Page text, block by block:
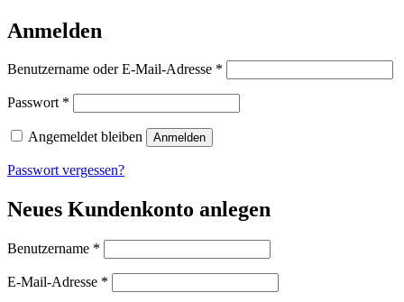
Anmelden
Benutzername oder E-Mail-Adresse *
Passwort *
Angemeldet bleiben Anmelden
Passwort vergessen?
Neues Kundenkonto anlegen
Benutzername *
E-Mail-Adresse *